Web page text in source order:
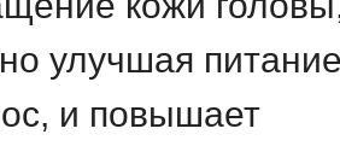
улучшая
и повышает